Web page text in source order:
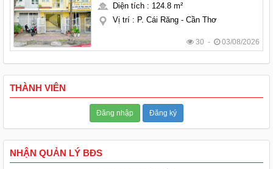
Diện tích: 124.8 m²
Vị trí: P. Cái Răng - Cần Thơ
30 - 03/08/2026
THÀNH VIÊN
Đăng nhập Đăng ký
NHẬN QUẢN LÝ BĐS